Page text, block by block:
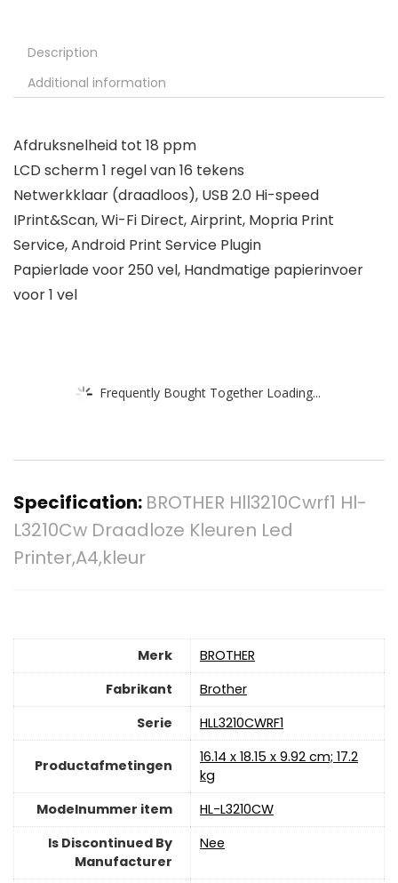
Description
Additional information
Afdruksnelheid tot 18 ppm
LCD scherm 1 regel van 16 tekens
Netwerkklaar (draadloos), USB 2.0 Hi-speed
IPrint&Scan, Wi-Fi Direct, Airprint, Mopria Print
Service, Android Print Service Plugin
Papierlade voor 250 vel, Handmatige papierinvoer
voor 1 vel
Frequently Bought Together Loading...
Specification: BROTHER Hll3210Cwrf1 Hl-
L3210Cw Draadloze Kleuren Led
Printer,A4,kleur
Merk
‎BROTHER
Fabrikant
‎Brother
Serie
‎HLL3210CWRF1
Productafmetingen
‎16.14 x 18.15 x 9.92 cm; 17.2
kg
Modelnummer item
‎HL-L3210CW
Is Discontinued By
Manufacturer
‎Nee